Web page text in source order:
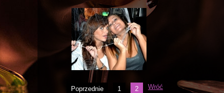
Poprzednie 1 2 Wróć